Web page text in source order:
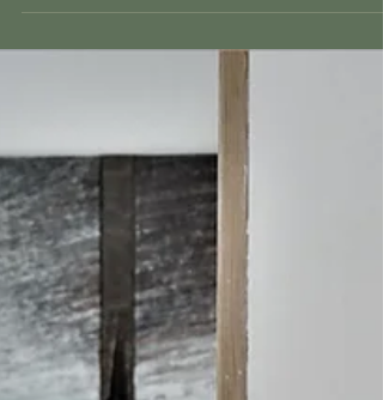
Unwrapped X-Mas
In unserer Rubrik DIY - "Do it Yourself" stellen wir
Bastelprojekte vor. Wir hauchen alten
Möbeln,...